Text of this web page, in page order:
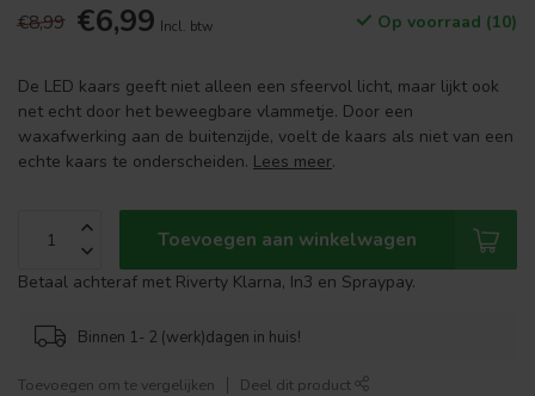
€8,99 €6,99 Incl. btw Op voorraad (10)
De LED kaars geeft niet alleen een sfeervol licht, maar lijkt ook
net echt door het beweegbare vlammetje. Door een
waxafwerking aan de buitenzijde, voelt de kaars als niet van een
echte kaars te onderscheiden. Lees meer.
Toevoegen aan winkelwagen
Betaal achteraf met Riverty Klarna, In3 en Spraypay.
Binnen 1- 2 (werk)dagen in huis!
Toevoegen om te vergelijken Deel dit product